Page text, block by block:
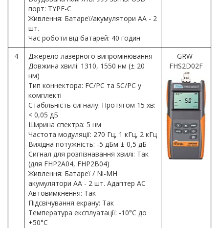
порт: TYPE-C
Живлення: Батареї/акумулятори AA - 2
шт.
Час роботи від батарей: 40 годин
4
Джерело лазерного випромінювання
Довжина хвилі: 1310, 1550 нм (± 20
нм)
Тип коннектора: FC/PC та SC/PC у
комплекті
Стабільність сигналу: Протягом 15 хв:
< 0,05 дБ
Ширина спектра: 5 нм
Частота модуляції: 270 Гц, 1 кГц, 2 кГц
Вихідна потужність: -5 дБм ± 0,5 дБ
Сигнал для розпізнавання хвилі: Так
(для FHP2A04, FHP2B04)
Живлення: Батареї / Ni-MH
акумулятори AA - 2 шт. Адаптер AC
Автовимкнення: Так
Підсвічування екрану: Так
Температура експлуатації: -10°C до
+50°C
GRW-
FHS2D02F